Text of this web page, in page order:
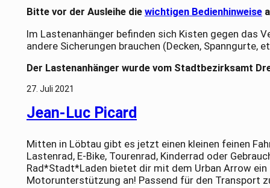
Bitte vor der Ausleihe die wichtigen Bedienhinweise
Im Lastenanhänger befinden sich Kisten gegen das
andere Sicherungen brauchen (Decken, Spanngurte,
Der Lastenanhänger wurde vom Stadtbezirksamt
27. Juli 2021
Jean-Luc Picard
Mitten in Löbtau gibt es jetzt einen kleinen feinen
Lastenrad, E-Bike, Tourenrad, Kinderrad oder
Rad*Stadt*Laden bietet dir mit dem Urban Arrow
Motorunterstützung an! Passend für den Transport